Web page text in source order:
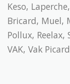
Keso,
Bricard, Muel,
Pollux, Reelax,
VAK, Vak